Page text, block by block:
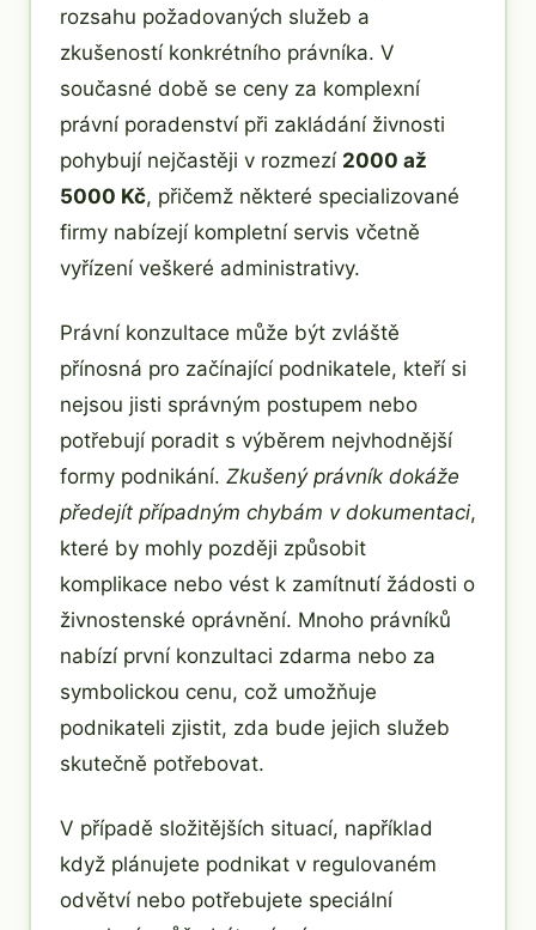
rozsahu požadovaných služeb a
zkušeností konkrétního právníka. V
současné době se ceny za komplexní
právní poradenství při zakládání živnosti
pohybují nejčastěji v rozmezí 2000 až
5000 Kč, přičemž některé specializované
firmy nabízejí kompletní servis včetně
vyřízení veškeré administrativy.
Právní konzultace může být zvláště
přínosná pro začínající podnikatele, kteří si
nejsou jisti správným postupem nebo
potřebují poradit s výběrem nejvhodnější
formy podnikání. Zkušený právník dokáže
předejít případným chybám v dokumentaci,
které by mohly později způsobit
komplikace nebo vést k zamítnutí žádosti o
živnostenské oprávnění. Mnoho právníků
nabízí první konzultaci zdarma nebo za
symbolickou cenu, což umožňuje
podnikateli zjistit, zda bude jejich služeb
skutečně potřebovat.
V případě složitějších situací, například
když plánujete podnikat v regulovaném
odvětví nebo potřebujete speciální